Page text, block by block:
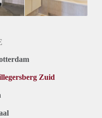
Zuid